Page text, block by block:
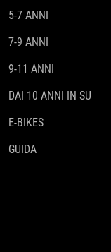
5-7 ANNI
7-9 ANNI
9-11 ANNI
DAI 10 ANNI IN SU
E-BIKES
GUIDA